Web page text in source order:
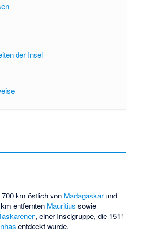
der Insel
km östlich von Madagaskar und
entfernten Mauritius sowie
, einer Inselgruppe, die 1511
entdeckt wurde.